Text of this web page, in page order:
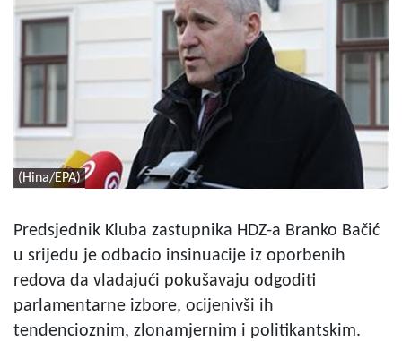
(Hina/EPA)
Predsjednik Kluba zastupnika HDZ-a Branko Bačić
u srijedu je odbacio insinuacije iz oporbenih
redova da vladajući pokušavaju odgoditi
parlamentarne izbore, ocijenivši ih
tendencioznim, zlonamjernim i politikantskim.